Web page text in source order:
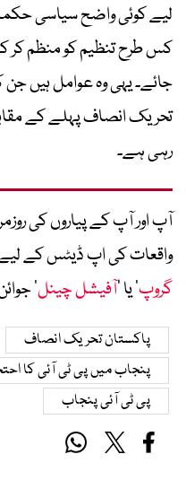
لیے کوئی واضح سیاسی
کس طرح تنظیم کو منظم کر
جائے۔ یہی وہ عوامل ہیں
تحریک انصاف پہلے کے
رہی ہے۔
آپ اور آپ کے پیاروں کی
واقعات کی اپ ڈیٹس کے لیے
گروپ‘ یا ’آفیشل چینل‘
پاکستان تحریک انصاف
پنجاب میں پی ٹی آئی کا
پی ٹی آئی پنجاب